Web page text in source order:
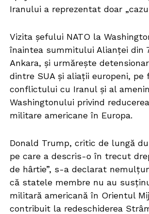
Iranului a reprezentat doar
Vizita șefului NATO la
înaintea summitului Alianței din
Ankara, și urmărește
dintre SUA și aliații europeni, pe
conflictului cu Iranul și al
Washingtonului privind
militare americane în Europa.
Donald Trump, critic de lungă
pe care a descris-o în trecut
de hârtie”, s-a declarat
că statele membre nu au
militară americană în Orientul
contribuit la redeschiderea